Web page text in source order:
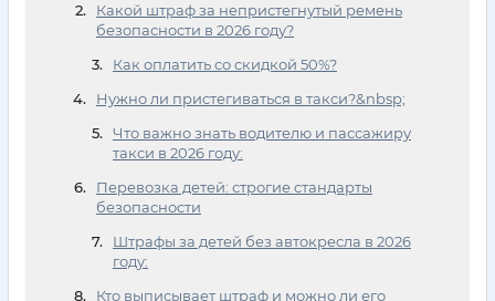
Какой штраф за непристегнутый ремень
безопасности в 2026 году?
Как оплатить со скидкой 50%?
Нужно ли пристегиваться в такси?&nbsp;
Что важно знать водителю и пассажиру
такси в 2026 году:
Перевозка детей: строгие стандарты
безопасности
Штрафы за детей без автокресла в 2026
году:
Кто выписывает штраф и можно ли его